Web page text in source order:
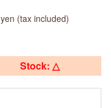
yen (tax included)
Stock: △